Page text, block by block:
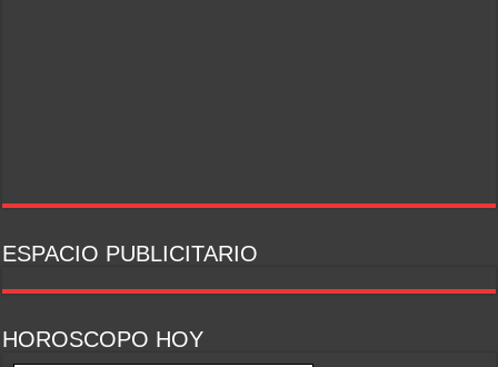
ESPACIO PUBLICITARIO
HOROSCOPO HOY